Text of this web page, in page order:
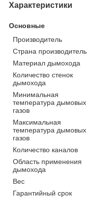
Характеристики
Основные
Производитель
Страна производитель
Материал дымохода
Количество стенок
дымохода
Минимальная
температура дымовых
газов
Максимальная
температура дымовых
газов
Количество каналов
Область применения
дымохода
Вес
Гарантийный срок